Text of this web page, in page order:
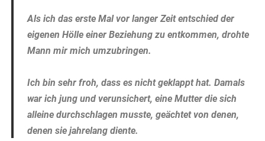
Als ich das erste Mal vor langer Zeit entschied der
eigenen Hölle einer Beziehung zu entkommen, drohte
Mann mir mich umzubringen.
Ich bin sehr froh, dass es nicht geklappt hat. Damals
war ich jung und verunsichert, eine Mutter die sich
alleine durchschlagen musste, geächtet von denen,
denen sie jahrelang diente.